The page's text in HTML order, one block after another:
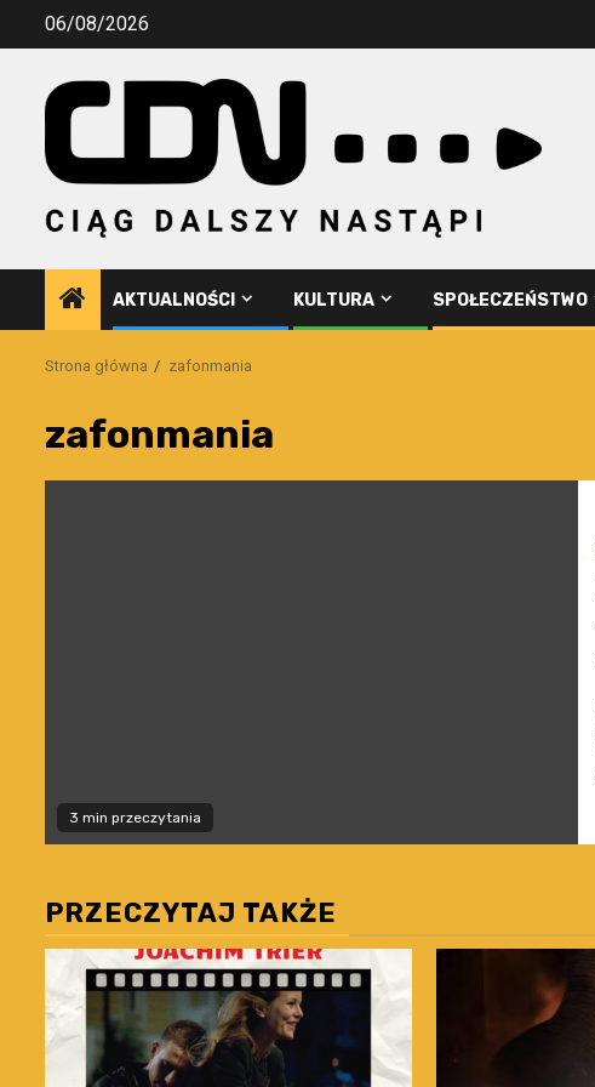
Przejdź06/08/2026
AKTUALNOŚCI KULTURA SPOŁECZEŃSTWO
Strona główna zafonmania
zafonmania
3 min przeczytania
PRZECZYTAJ TAKŻE